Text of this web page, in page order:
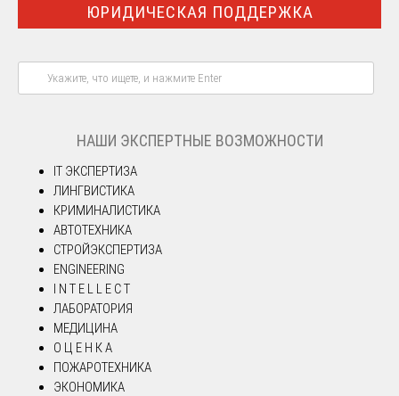
ЮРИДИЧЕСКАЯ ПОДДЕРЖКА
НАШИ ЭКСПЕРТНЫЕ ВОЗМОЖНОСТИ
IT ЭКСПЕРТИЗА
ЛИНГВИСТИКА
КРИМИНАЛИСТИКА
АВТОТЕХНИКА
СТРОЙЭКСПЕРТИЗА
ENGINEERING
I N T E L L E C T
ЛАБОРАТОРИЯ
МЕДИЦИНА
О Ц Е Н К А
ПОЖАРОТЕХНИКА
ЭКОНОМИКА